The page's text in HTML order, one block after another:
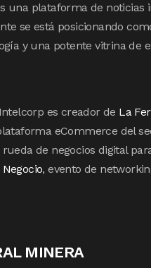
una plataforma de noticias
se está posicionando
y una potente vitrina de
es creador de La
eCommerce del
rueda de negocios digital
, evento de
MINERA